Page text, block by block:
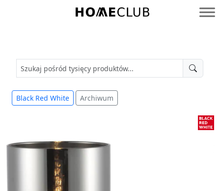
Homeclub
Black Red White Archiwum